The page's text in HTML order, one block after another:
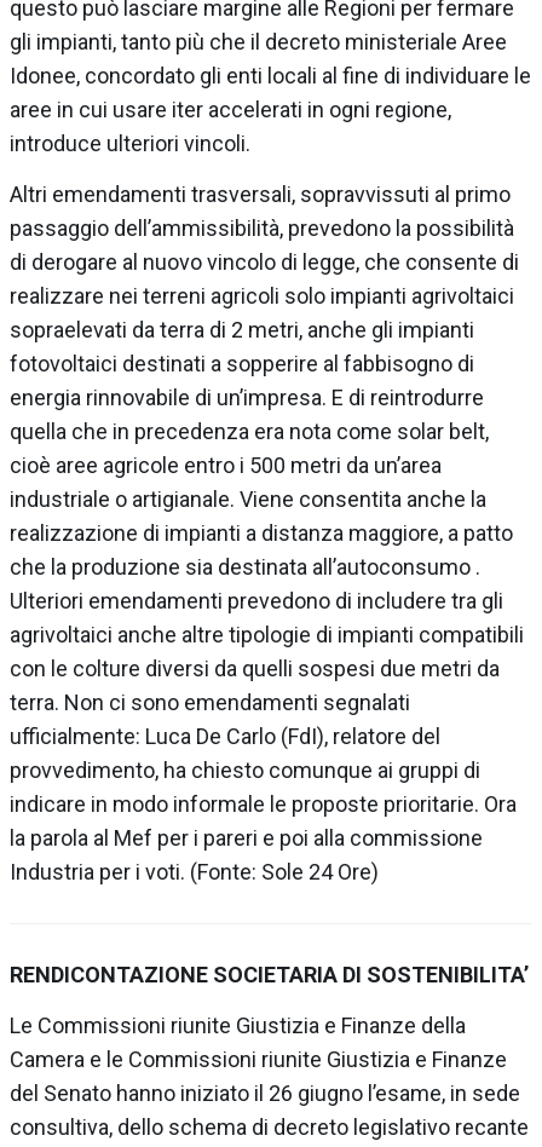
questo può lasciare margine alle Regioni per fermare
gli impianti, tanto più che il decreto ministeriale Aree
Idonee, concordato gli enti locali al fine di individuare le
aree in cui usare iter accelerati in ogni regione,
introduce ulteriori vincoli.
Altri emendamenti trasversali, sopravvissuti al primo
passaggio dell’ammissibilità, prevedono la possibilità
di derogare al nuovo vincolo di legge, che consente di
realizzare nei terreni agricoli solo impianti agrivoltaici
sopraelevati da terra di 2 metri, anche gli impianti
fotovoltaici destinati a sopperire al fabbisogno di
energia rinnovabile di un’impresa. E di reintrodurre
quella che in precedenza era nota come solar belt,
cioè aree agricole entro i 500 metri da un’area
industriale o artigianale. Viene consentita anche la
realizzazione di impianti a distanza maggiore, a patto
che la produzione sia destinata all’autoconsumo .
Ulteriori emendamenti prevedono di includere tra gli
agrivoltaici anche altre tipologie di impianti compatibili
con le colture diversi da quelli sospesi due metri da
terra. Non ci sono emendamenti segnalati
ufficialmente: Luca De Carlo (FdI), relatore del
provvedimento, ha chiesto comunque ai gruppi di
indicare in modo informale le proposte prioritarie. Ora
la parola al Mef per i pareri e poi alla commissione
Industria per i voti. (Fonte: Sole 24 Ore)
RENDICONTAZIONE SOCIETARIA DI SOSTENIBILITA’
Le Commissioni riunite Giustizia e Finanze della
Camera e le Commissioni riunite Giustizia e Finanze
del Senato hanno iniziato il 26 giugno l’esame, in sede
consultiva, dello schema di decreto legislativo recante